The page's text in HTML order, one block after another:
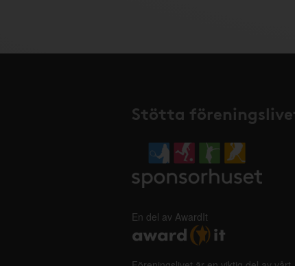
Stötta
En del av AwardIt